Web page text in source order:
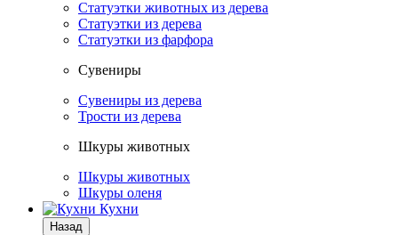
Статуэтки животных из дерева
Статуэтки из дерева
Статуэтки из фарфора
Сувениры
Сувениры из дерева
Трости из дерева
Шкуры животных
Шкуры животных
Шкуры оленя
Кухни
Назад